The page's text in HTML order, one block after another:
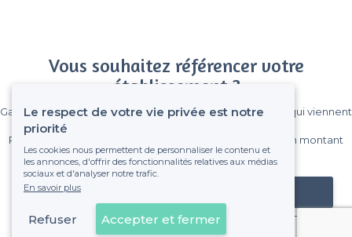
Vous souhaitez référencer votre
établissement ?
Gagnez de nombreux clients parmi le million de visiteurs qui viennent
Pas de commissions et sans engagement, vous payez un montant
fixe sans risque de voir déraper la facture.
Référencer mon établissement
Déjà client
Le respect de votre vie privée est notre
priorité
Les cookies nous permettent de personnaliser le contenu et
les annonces, d'offrir des fonctionnalités relatives aux médias
sociaux et d'analyser notre trafic.
En savoir plus
Refuser Accepter et fermer